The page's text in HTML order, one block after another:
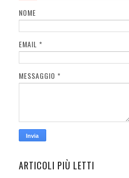
NOME
EMAIL *
MESSAGGIO *
ARTICOLI PIÙ LETTI